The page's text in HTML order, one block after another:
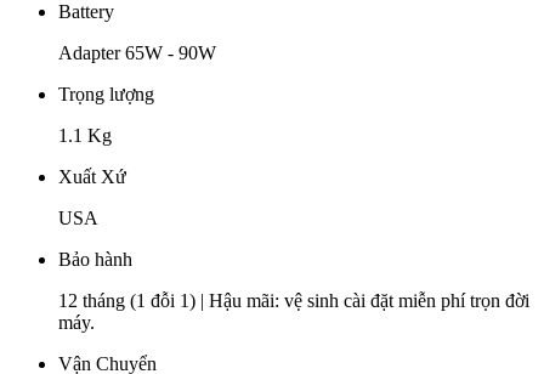
Battery
Adapter 65W - 90W
Trọng lượng
1.1 Kg
Xuất Xứ
USA
Bảo hành
12 tháng (1 đỗi 1) | Hậu mãi: vệ sinh cài đặt miễn phí trọn đời
máy.
Vận Chuyển